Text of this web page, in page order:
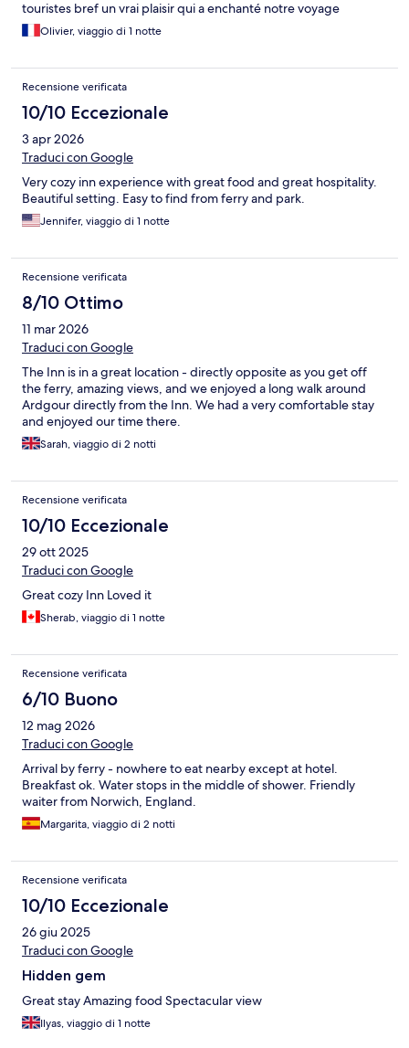
touristes bref un vrai plaisir qui a enchanté notre voyage
Olivier, viaggio di 1 notte
Recensione verificata
10/10 Eccezionale
3 apr 2026
Traduci con Google
Very cozy inn experience with great food and great hospitality.
Beautiful setting. Easy to find from ferry and park.
Jennifer, viaggio di 1 notte
Recensione verificata
8/10 Ottimo
11 mar 2026
Traduci con Google
The Inn is in a great location - directly opposite as you get off
the ferry, amazing views, and we enjoyed a long walk around
Ardgour directly from the Inn. We had a very comfortable stay
and enjoyed our time there.
Sarah, viaggio di 2 notti
Recensione verificata
10/10 Eccezionale
29 ott 2025
Traduci con Google
Great cozy Inn Loved it
Sherab, viaggio di 1 notte
Recensione verificata
6/10 Buono
12 mag 2026
Traduci con Google
Arrival by ferry - nowhere to eat nearby except at hotel.
Breakfast ok. Water stops in the middle of shower. Friendly
waiter from Norwich, England.
Margarita, viaggio di 2 notti
Recensione verificata
10/10 Eccezionale
26 giu 2025
Traduci con Google
Hidden gem
Great stay Amazing food Spectacular view
Ilyas, viaggio di 1 notte